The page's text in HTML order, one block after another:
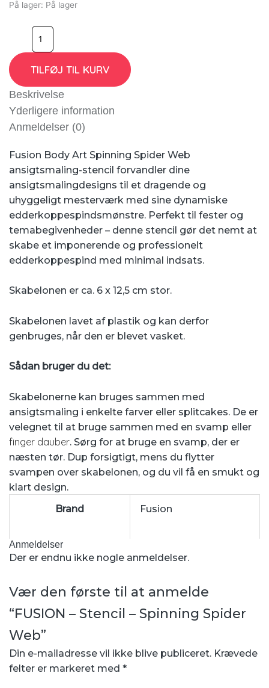
På lager: På lager
TILFØJ TIL KURV
Beskrivelse
Yderligere information
Anmeldelser (0)
Fusion Body Art Spinning Spider Web
ansigtsmaling-stencil forvandler dine
ansigtsmalingdesigns til et dragende og
uhyggeligt mesterværk med sine dynamiske
edderkoppespindsmønstre. Perfekt til fester og
temabegivenheder – denne stencil gør det nemt at
skabe et imponerende og professionelt
edderkoppespind med minimal indsats.
Skabelonen er ca. 6 x 12,5 cm stor.
Skabelonen lavet af plastik og kan derfor
genbruges, når den er blevet vasket.
Sådan bruger du det:
Skabelonerne kan bruges sammen med
ansigtsmaling i enkelte farver eller splitcakes. De er
velegnet til at bruge sammen med en svamp eller
finger dauber. Sørg for at bruge en svamp, der er
næsten tør. Dup forsigtigt, mens du flytter
svampen over skabelonen, og du vil få en smukt og
klart design.
Brand
Fusion
Anmeldelser
Der er endnu ikke nogle anmeldelser.
Vær den første til at anmelde
“FUSION – Stencil – Spinning Spider
Web”
Din e-mailadresse vil ikke blive publiceret. Krævede
felter er markeret med *